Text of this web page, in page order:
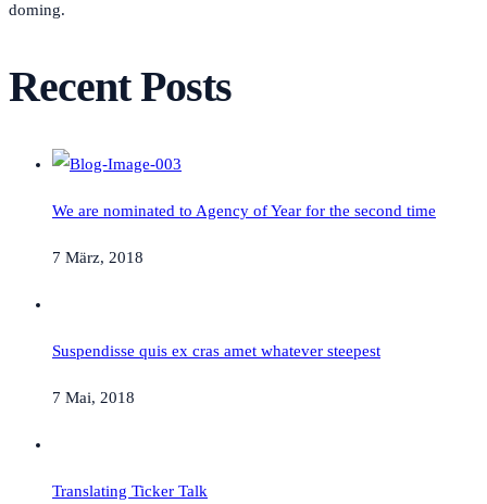
doming.
Recent Posts
We are nominated to Agency of Year for the second time
7 März, 2018
Suspendisse quis ex cras amet whatever steepest
7 Mai, 2018
Translating Ticker Talk